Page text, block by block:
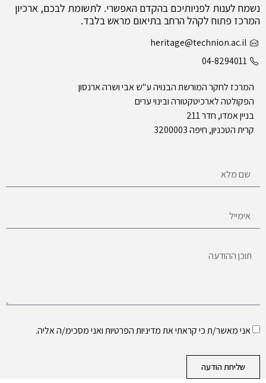
נשמח לענות לפניותיכם בהקדם האפשרי. לתשומת לבכם, ארכיון
המרכז פתוח לקהל הרחב בתיאום מראש בלבד.
heritage@technion.ac.il
04-8294011
המרכז לחקר המורשת הבנויה ע"ש אבי ושרה ארנסון
הפקולטה לארכיטקטורה ובינוי ערים
בניין אמדו, חדר 211
קרית הטכניון, חיפה 3200003
אני מאשר/ת כי קראתי אתמדיניות הפרטיותואני מסכימ/ה אליה.
שליחת הודעה